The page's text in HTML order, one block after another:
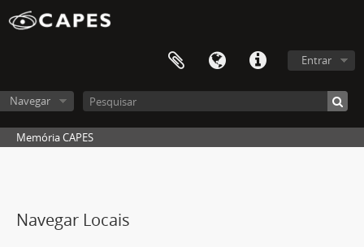
Entrar
Navegar
Memória CAPES
Navegar Locais